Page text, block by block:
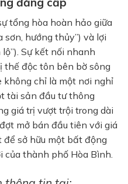
tổng hòa hoàn hảo giữa
hướng thủy”) và lợi
Sự kết nối nhanh
thế độc tôn bên bờ sông
không chỉ là một nơi nghỉ
tài sản đầu tư thông
giá trị vượt trội trong dài
mở bán đầu tiên với giá
sở hữu một bất động
thành phố Hòa Bình.